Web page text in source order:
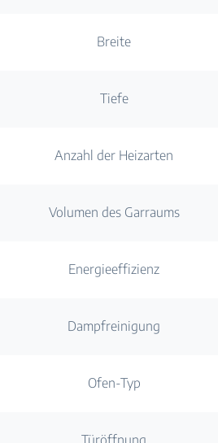
Breite
Tiefe
Anzahl der Heizarten
Volumen des Garraums
Energieeffizienz
Dampfreinigung
Ofen-Typ
Türöffnung